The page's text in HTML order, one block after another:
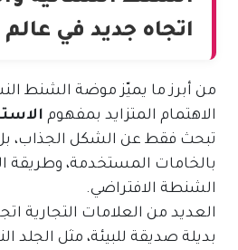
اتجاه جديد في
الاهتمام المتزايد بمفهوم
تبحث فقط عن الشكل الجذاب،
بالخامات المستخدمة، وطريقة
الشنطة الافتراضي.
العديد من العلامات التجارية
بديلة صديقة للبيئة، مثل الجلد